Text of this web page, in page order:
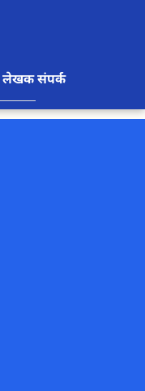
लेखकसंपर्क